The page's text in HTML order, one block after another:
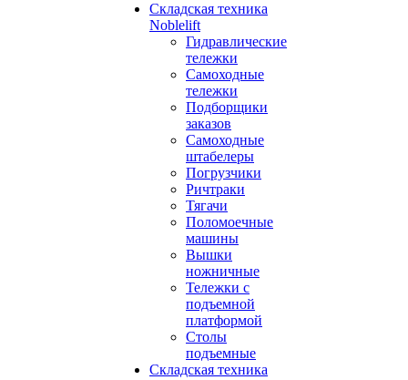
Складская техника
Noblelift
Гидравлические
тележки
Самоходные
тележки
Подборщики
заказов
Самоходные
штабелеры
Погрузчики
Ричтраки
Тягачи
Поломоечные
машины
Вышки
ножничные
Тележки с
подъемной
платформой
Столы
подъемные
Складская техника